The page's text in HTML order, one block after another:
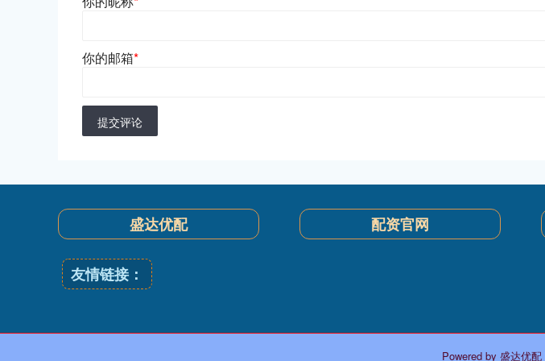
你的邮箱*
提交评论
盛达优配 配资官网
友情链接：
Powered by 盛达优配